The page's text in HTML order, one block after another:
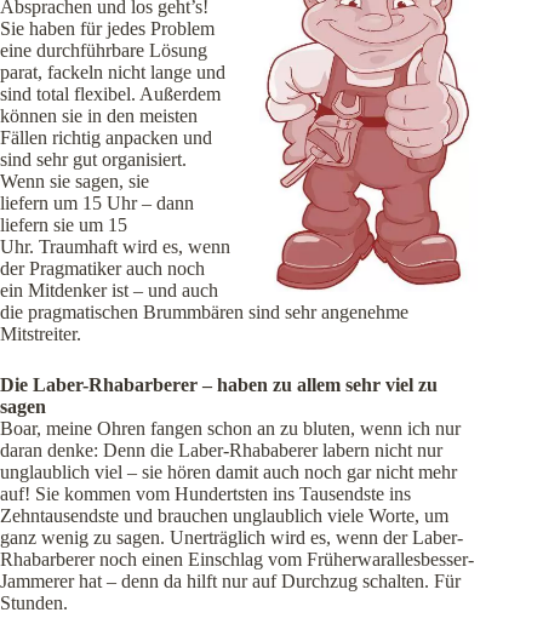
Absprachen und los geht’s!
Sie haben für jedes Problem
eine durchführbare Lösung
parat, fackeln nicht lange und
sind total flexibel. Außerdem
können sie in den meisten
Fällen richtig anpacken und
sind sehr gut organisiert.
Wenn sie sagen, sie
liefern um 15 Uhr – dann
liefern sie um 15
Uhr. Traumhaft wird es, wenn
der Pragmatiker auch noch
ein Mitdenker ist – und auch
die pragmatischen Brummbären sind sehr angenehme
Mitstreiter.
Die Laber-Rhabarberer – haben zu allem sehr viel zu
sagen
Boar, meine Ohren fangen schon an zu bluten, wenn ich nur
daran denke: Denn die Laber-Rhababerer labern nicht nur
unglaublich viel – sie hören damit auch noch gar nicht mehr
auf! Sie kommen vom Hundertsten ins Tausendste ins
Zehntausendste und brauchen unglaublich viele Worte, um
ganz wenig zu sagen. Unerträglich wird es, wenn der Laber-
Rhabarberer noch einen Einschlag vom Früherwarallesbesser-
Jammerer hat – denn da hilft nur auf Durchzug schalten. Für
Stunden.